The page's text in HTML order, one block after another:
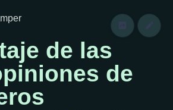
de las
de